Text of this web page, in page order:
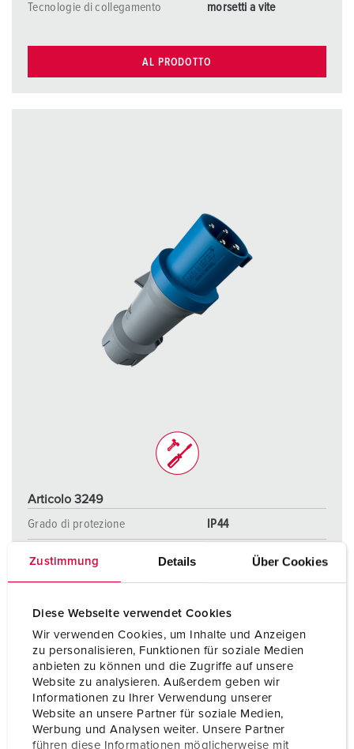
Zustimmung Details Über Cookies
Diese Webseite verwendet Cookies
Wir verwenden Cookies, um Inhalte und Anzeigen
zu personalisieren, Funktionen für soziale Medien
anbieten zu können und die Zugriffe auf unsere
Website zu analysieren. Außerdem geben wir
Informationen zu Ihrer Verwendung unserer
Website an unsere Partner für soziale Medien,
Werbung und Analysen weiter. Unsere Partner
führen diese Informationen möglicherweise mit
Tecnologie di collegamento morsetti a vite
AL PRODOTTO
Articolo 3249
Grado di protezione
IP44
Ampere
Poli 4 p
Voltaggio 230 V
Tecnologie di collegamento morsetti a vite
AL PRODOTTO